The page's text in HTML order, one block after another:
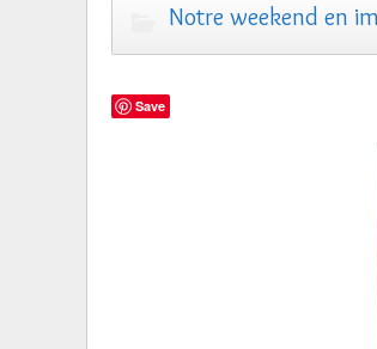
Notre weekend en
Save